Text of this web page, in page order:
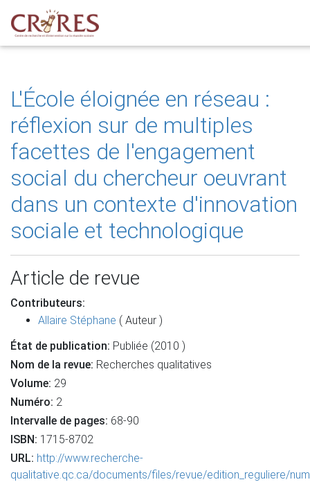
L'École éloignée en réseau :
réflexion sur de multiples
facettes de l'engagement
social du chercheur oeuvrant
dans un contexte d'innovation
sociale et technologique
Article de revue
Contributeurs:
Allaire Stéphane ( Auteur )
État de publication: Publiée (2010 )
Nom de la revue: Recherches qualitatives
Volume: 29
Numéro: 2
Intervalle de pages: 68-90
ISBN: 1715-8702
URL: http://www.recherche-
qualitative.qc.ca/documents/files/revue/edition_reguliere/